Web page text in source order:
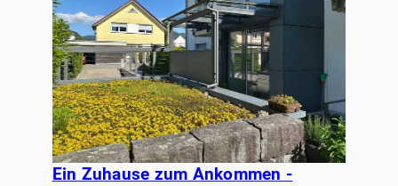
Ein Zuhause zum Ankommen -